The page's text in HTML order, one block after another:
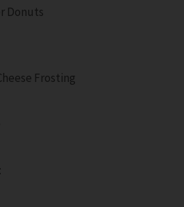
Donuts
Frosting